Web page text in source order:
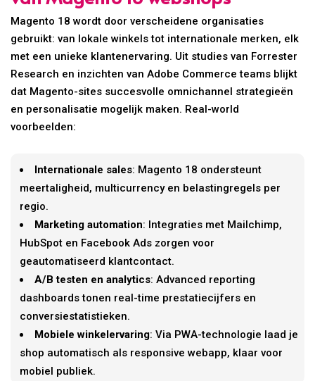
Magento 18 wordt door verscheidene organisaties
gebruikt: van lokale winkels tot internationale merken, elk
met een unieke klantenervaring. Uit studies van Forrester
Research en inzichten van Adobe Commerce teams blijkt
dat Magento-sites succesvolle omnichannel strategieën
en personalisatie mogelijk maken. Real-world
voorbeelden:
Internationale sales: Magento 18 ondersteunt
meertaligheid, multicurrency en belastingregels per
regio.
Marketing automation: Integraties met Mailchimp,
HubSpot en Facebook Ads zorgen voor
geautomatiseerd klantcontact.
A/B testen en analytics: Advanced reporting
dashboards tonen real-time prestatiecijfers en
conversiestatistieken.
Mobiele winkelervaring: Via PWA-technologie laad je
shop automatisch als responsive webapp, klaar voor
mobiel publiek.